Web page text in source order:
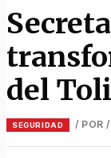
del
SEGURIDAD / POR /